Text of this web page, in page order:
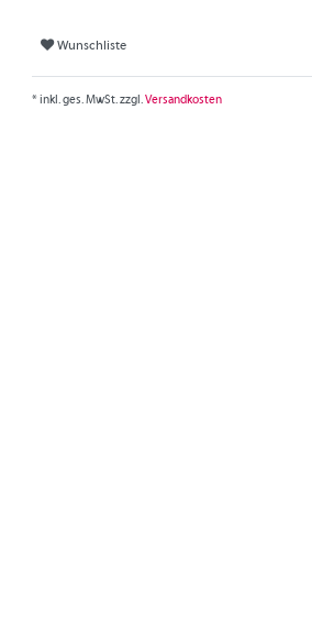
Wunschliste
* inkl. ges. MwSt. zzgl.Versandkosten